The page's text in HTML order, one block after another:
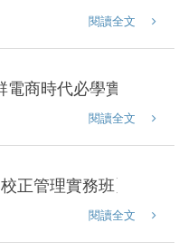
閱讀全文
電商時代必學實戰技巧
閱讀全文
正管理實務班】開課啦
閱讀全文